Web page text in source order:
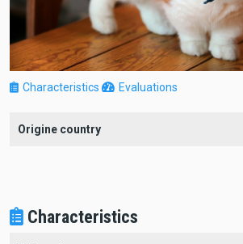
Characteristics Evaluations
Origine country
Characteristics